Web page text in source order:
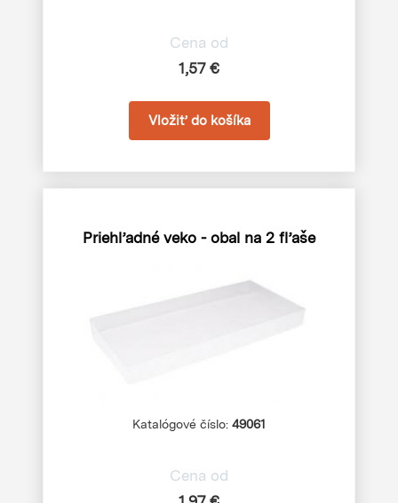
Cena od
1,57 €
Priehľadné veko - obal na 2 fľaše
Katalógové číslo: 49061
Cena od